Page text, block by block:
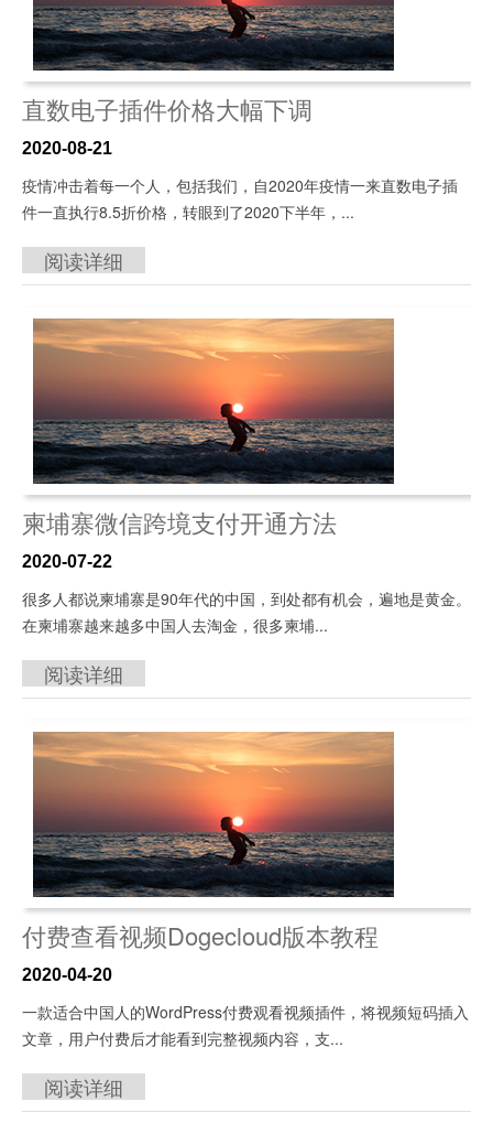
直数电子插件价格大幅下调
2020-08-21
疫情冲击着每一个人，包括我们，自2020年疫情一来直数电子插
件一直执行8.5折价格，转眼到了2020下半年，...
阅读详细
柬埔寨微信跨境支付开通方法
2020-07-22
很多人都说柬埔寨是90年代的中国，到处都有机会，遍地是黄金。
在柬埔寨越来越多中国人去淘金，很多柬埔...
阅读详细
付费查看视频Dogecloud版本教程
2020-04-20
一款适合中国人的WordPress付费观看视频插件，将视频短码插入
文章，用户付费后才能看到完整视频内容，支...
阅读详细